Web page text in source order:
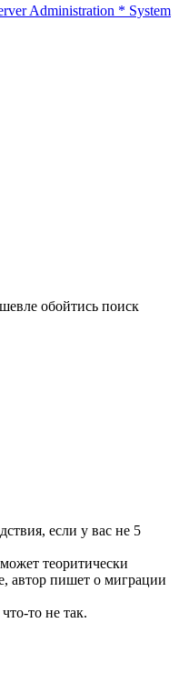
Administration * System
обойтись поиск
если у вас не 5
теоритически
автор пишет о миграции
то не так.